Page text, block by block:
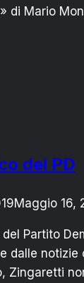
di Mario
del PD
Maggio 16,
Partito
dalle
Zingaretti